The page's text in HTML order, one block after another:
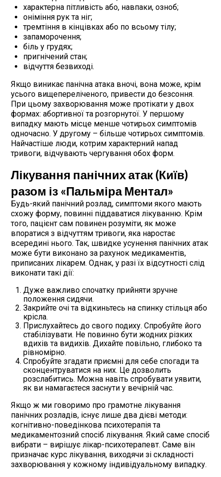
характерна пітливість або, навпаки, озноб;
оніміння рук та ніг;
тремтіння в кінцівках або по всьому тілу;
запаморочення;
біль у грудях;
пригнічений стан;
відчуття безвиході.
Якщо виникає панічна атака вночі, вона може, крім
усього вищепереліченого, привести до безсоння.
При цьому захворювання може протікати у двох
формах: абортивної та розгорнутої. У першому
випадку мають місце менше чотирьох симптомів
одночасно. У другому – більше чотирьох симптомів.
Найчастіше люди, котрим характерний напад
тривоги, відчувають чергування обох форм.
Лікування панічних атак (Київ)
разом із «Пальміра Ментал»
Будь-який панічний розлад, симптоми якого мають
схожу форму, повинні піддаватися лікуванню. Крім
того, пацієнт сам повинен розуміти, як може
впоратися з відчуттям тривоги, яка наростає
всередині нього. Так, швидке усунення панічних атак
може бути виконано за рахунок медикаментів,
приписаних лікарем. Однак, у разі їх відсутності слід
виконати такі дії:
Дуже важливо спочатку прийняти зручне
положення сидячи.
Закрийте очі та відкиньтесь на спинку стільця або
крісла.
Прислухайтесь до свого подиху. Спробуйте його
стабілізувати. Не повинно бути жодних різких
вдихів та видихів. Дихайте повільно, глибоко та
рівномірно.
Спробуйте згадати приємні для себе спогади та
сконцентруватися на них. Це дозволить
розслабитись. Можна навіть спробувати уявити,
як ви намагаєтеся заснути у вечірній час.
Якщо ж ми говоримо про грамотне лікування
панічних розладів, існує лише два дієві методи:
когнітивно-поведінкова психотерапія та
медикаментозний спосіб лікування. Який саме спосіб
вибрати – вирішує лікар-психотерапевт. Саме він
призначає курс лікування, виходячи зі складності
захворювання у кожному індивідуальному випадку.